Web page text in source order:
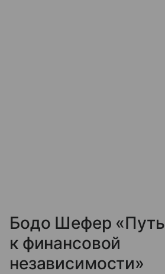
Бодо Шефер «Путь
к финансовой
независимости»